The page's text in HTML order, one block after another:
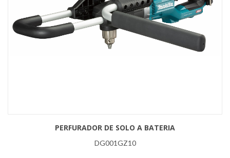
PERFURADOR DE SOLO A BATERIA
DG001GZ10